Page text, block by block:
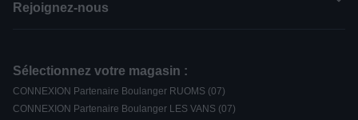
Rejoignez-nous
Sélectionnez votre magasin :
CONNEXION Partenaire Boulanger RUOMS (07)
CONNEXION Partenaire Boulanger LES VANS (07)